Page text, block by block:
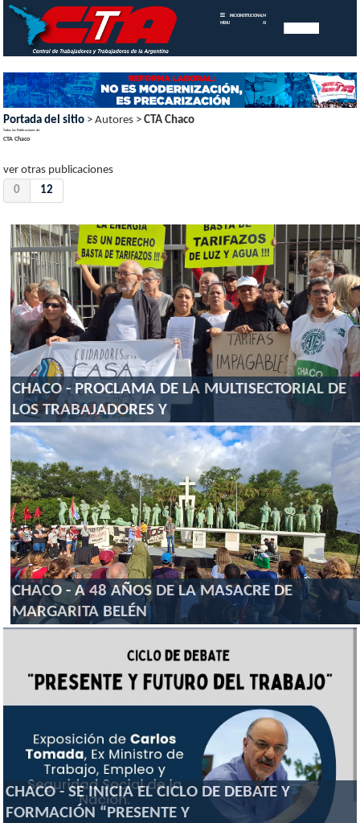
MENU
INICIOINSTITUCIONAL MEMORIAS
ANUALES
Portada del sitio > Autores >CTA Chaco
Todas las Publicaciones de:
CTA Chaco
ver otras publicaciones
0
12
CHACO - PROCLAMA DE LA MULTISECTORIAL DE
LOS TRABAJADORES Y
CHACO - A 48 AÑOS DE LA MASACRE DE
MARGARITA BELÉN
CHACO - SE INICIA EL CICLO DE DEBATE Y
FORMACIÓN “PRESENTE Y